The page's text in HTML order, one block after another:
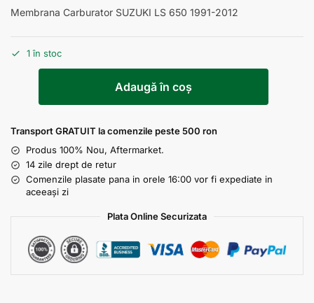
Membrana Carburator SUZUKI LS 650 1991-2012
1 în stoc
Adaugă în coș
Transport GRATUIT la comenzile peste 500 ron
Produs 100% Nou, Aftermarket.
14 zile drept de retur
Comenzile plasate pana in orele 16:00 vor fi expediate in
aceeași zi
Plata Online Securizata